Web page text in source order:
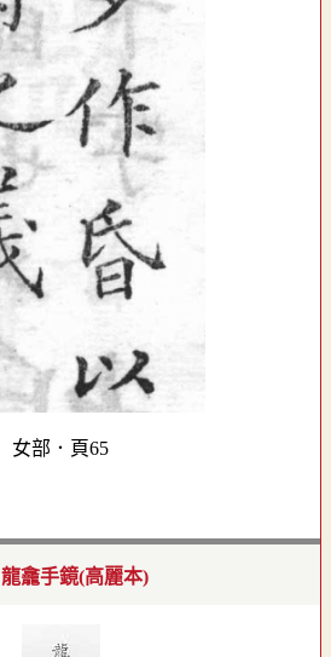
女部．頁65
龍龕手鏡(高麗本)